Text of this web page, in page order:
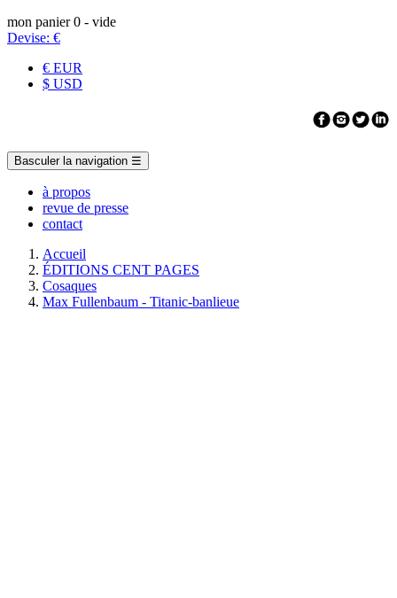
mon panier 0 - vide
Devise: €
€ EUR
$ USD
Basculer la navigation ☰
à propos
revue de presse
contact
Accueil
ÉDITIONS CENT PAGES
Cosaques
Max Fullenbaum - Titanic-banlieue